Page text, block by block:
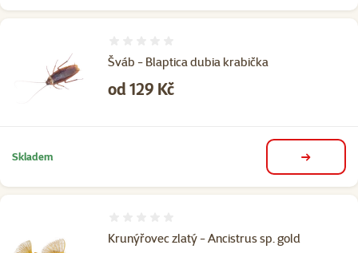
Šváb - Blaptica dubia krabička
Cena
od 129 Kč
Skladem detail
Krunýřovec zlatý - Ancistrus sp. gold